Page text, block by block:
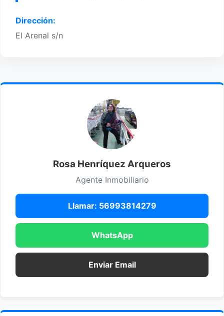
Dirección:
El Arenal s/n
Rosa Henríquez Arqueros
Agente Inmobiliario
Llamar: 56993814279
WhatsApp
Enviar Email